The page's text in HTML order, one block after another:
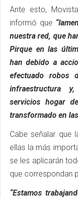
Ante esto,
informó que
nuestra red, que
Pirque en las
han debido a
efectuado robos
infraestructura
servicios hogar
transformado en
Cabe señalar que
ellas la más
se les aplicarán
que correspondan
“Estamos